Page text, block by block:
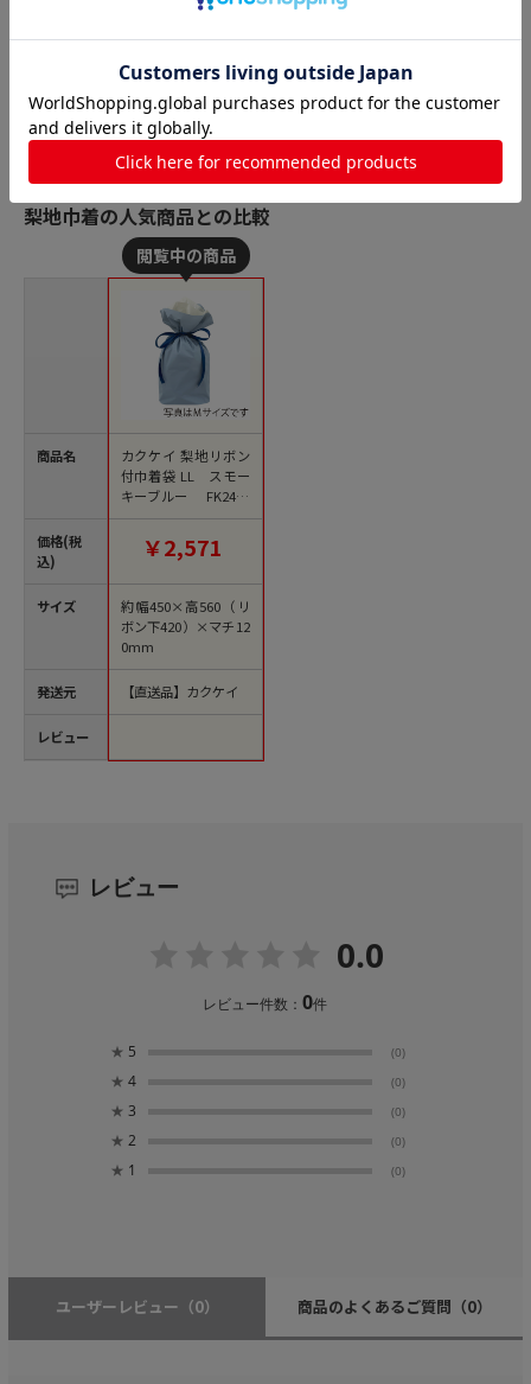
梨地巾着の人気商品との比較
商品名
価格(税
込)
サイズ
発送元
レビュー
カクケイ 梨地リボン
付巾着袋 LL スモー
キーブルー FK2441
20枚入/パック（ご
【直送品】
￥2,571
約幅450×高560（リ
ボン下420）×マチ12
0mm
【直送品】カクケイ
レビュー
0.0
レビュー件数：0件
★ 5 (0)
★ 4 (0)
★ 3 (0)
★ 2 (0)
★ 1 (0)
ユーザーレビュー （0） 商品のよくあるご質問 （0）